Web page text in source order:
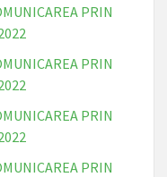
PRIN
PRIN
PRIN
PRIN